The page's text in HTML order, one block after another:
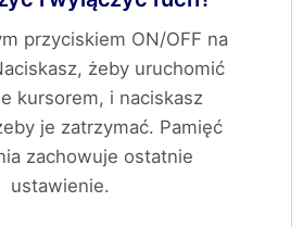
przyciskiem ON/OFF na
żeby uruchomić
kursorem, i naciskasz
je zatrzymać. Pamięć
zachowuje ostatnie
ustawienie.